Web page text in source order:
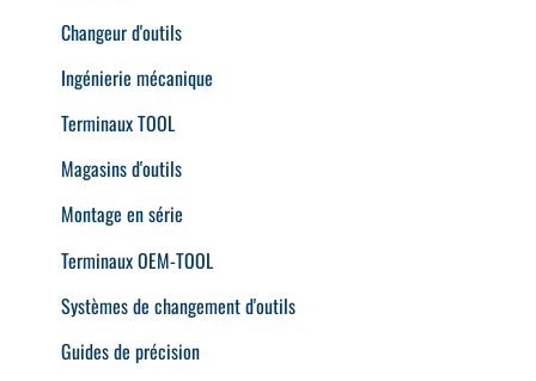
Changeur d'outils
Ingénierie mécanique
Terminaux TOOL
Magasins d'outils
Montage en série
Terminaux OEM-TOOL
Systèmes de changement d'outils
Guides de précision